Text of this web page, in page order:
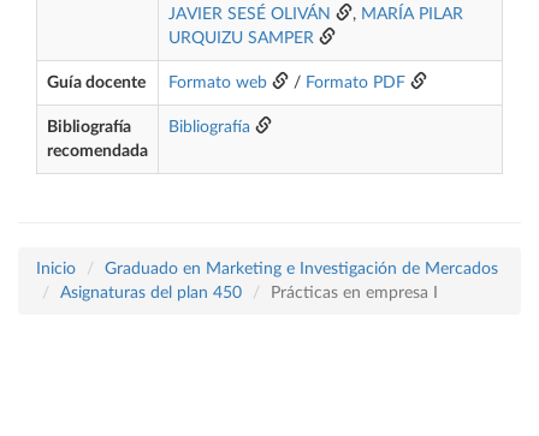
JAVIER SESÉ OLIVÁN
, MARÍA PILAR
URQUIZU SAMPER
Guía docente Formato web / Formato PDF
Bibliografía
recomendada
Bibliografía
Inicio
Graduado en Marketing e Investigación de Mercados
Asignaturas del plan 450
Prácticas en empresa I